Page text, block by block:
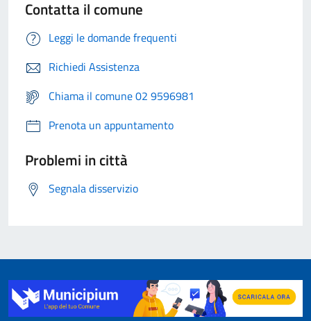
Contatta il comune
Leggi le domande frequenti
Richiedi Assistenza
Chiama il comune 02 9596981
Prenota un appuntamento
Problemi in città
Segnala disservizio